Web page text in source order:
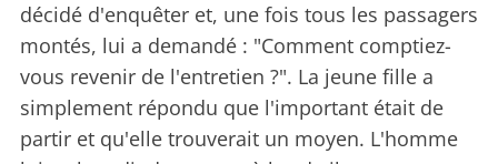
décidé d'enquêter et, une fois tous les passagers
montés, lui a demandé : "Comment comptiez-
vous revenir de l'entretien ?". La jeune fille a
simplement répondu que l'important était de
partir et qu'elle trouverait un moyen. L'homme